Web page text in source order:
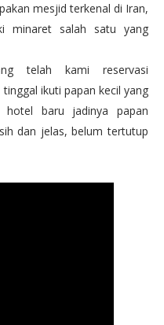
mesjid terkenal di Iran,
minaret salah satu yang
telah kami reservasi
ikuti papan kecil yang
baru jadinya papan
dan jelas, belum tertutup